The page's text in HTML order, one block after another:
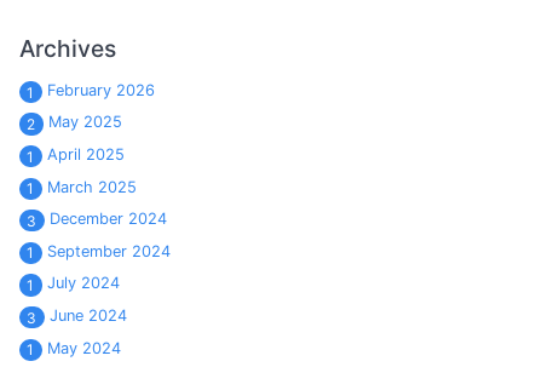
Archives
1
February 2026
2
May 2025
1
April 2025
1
March 2025
3
December 2024
1
September 2024
1
July 2024
3
June 2024
1
May 2024